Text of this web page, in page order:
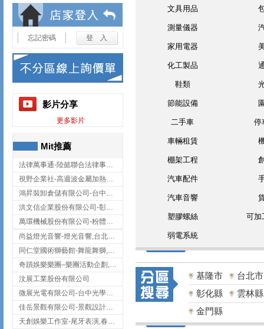
忘記密碼
影片分享
更多影片
Mit推薦
法律萬事通-陸懿聯合法律事務所
視野企業社-高週波金屬加熱設備,彰化高週波金屬加熱設備
鴻昇裝卸倉儲有限公司-台中貨櫃裝卸
洪文信企業股份有限公司-彰化鋅合金鑄造,彰化五金加工,彰化五金配件
萬環機械股份有限公司-粉體塗裝設備,輸送機,輸送機設備,台南輸送機
尚益燈光音響-燈光音響,台北燈光音響,台北燈光音響出租
同仁堂國術獅藝館-舞龍舞獅,台中舞龍舞獅
奇蹟娛樂樂團–樂團活動企劃,台中樂團表演,台中婚禮樂團
汶展工業股份有限公司
微展光電有限公司-台中光學鍍膜,optical filter taiwan,台灣光學鍍膜
佳岳景觀有限公司-景觀設計公司,台北景觀設計,台北景觀工程,中山區景觀設計
天創娛樂工作室-尾牙表演,春酒表演,板橋尾牙表演
文具用品
測量儀器
家用電器
化工製品
鞋類
節能設備
二手車 停
車輛租賃
棚架工程
汽車配件
汽車音響
塑膠螺絲 可加
弱電系統
基隆市
台北市
彰化縣
雲林縣
金門縣